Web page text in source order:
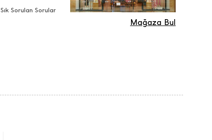
Sık Sorulan Sorular
Mağaza Bul